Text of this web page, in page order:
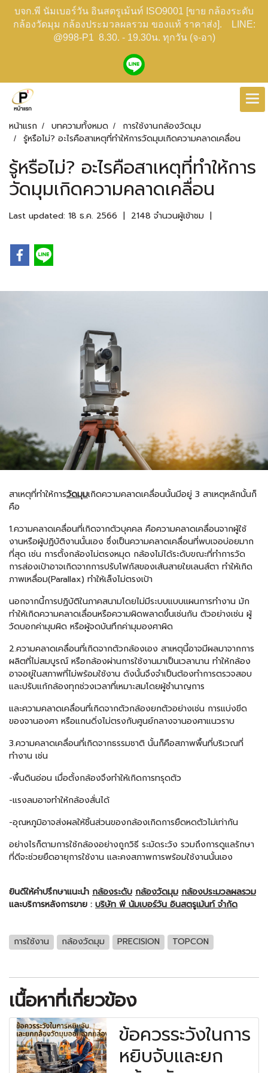
บจก.พี นัมเบอร์วัน อินสตรูเม้นท์ ISO9001 [ขาย กล้องระดับ
กล้องวัดมุม กล้องประมวลผลรวม ของแท้ ราคาส่ง]. LINE:
@998-P1 8.30. - 19.30น. ทุกวัน (จ-อา)
หน้าแรก บทความทั้งหมด
การใช้งานกล้องวัดมุม
รู้หรือไม่? อะไรคือสาเหตุที่ทำให้การวัดมุมเกิดความคลาดเคลื่อน
รู้หรือไม่? อะไรคือสาเหตุที่ทำให้การ
วัดมุมเกิดความคลาดเคลื่อน
Last updated: 18 ธ.ค. 2566 | 2148 จำนวนผู้เข้าชม |
สาเหตุที่ทำให้การวัดมุมเกิดความคลาดเคลื่อนนั้นมีอยู่ 3 สาเหตุหลักนั้นก็
คือ
1.ความคลาดเคลื่อนที่เกิดจากตัวบุคคล คือความคลาดเคลื่อนจากผู้ใช้
งานหรือผู้ปฏิบัติงานนั้นเอง ซึ่งเป็นความคลาดเคลื่อนที่พบเจอบ่อยมาก
ที่สุด เช่น การตั้งกล้องไม่ตรงหมุด กล้องไม่ได้ระดับขณะที่ทำการวัด
การส่องเป้าอาจเกิดจากการปรับโฟกัสของเส้นสายใยเลนส์ตา ทำให้เกิด
ภาพเหลื่อม(Parallax) ทำให้เล็งไม่ตรงเป้า
นอกจากนี้การปฏิบัติในภาคสนามโดยไม่มีระบบแบบแผนการทำงาน มัก
ทำให้เกิดความคลาดเลื่อนหรือความผิดพลาดขึ้นเช่นกัน ตัวอย่างเช่น ผู้
วัดบอกค่ามุมผิด หรือผู้จดบันทึกค่ามุมองศาผิด
2.ความคลาดเคลื่อนที่เกิดจากตัวกล้องเอง สาเหตุนี้อาจมีผลมาจากการ
ผลิตที่ไม่สมบูรณ์ หรือกล้องผ่านการใช้งานมาเป็นเวลานาน ทำให้กล้อง
อาจอยู่ในสภาพที่ไม่พร้อมใช้งาน ดังนั้นจึงจำเป็นต้องทำการตรวจสอบ
และปรับแก้กล้องทุกช่วงเวลาที่เหมาะสมโดยผู้ชำนาญการ
และความคลาดเคลื่อนที่เกิดจากตัวกล้องยกตัวอย่างเช่น การแบ่งขีด
ของจานองศา หรือแกนดิ่งไม่ตรงกับศูนย์กลางจานองศาแนวราบ
3.ความคลาดเคลื่อนที่เกิดจากธรรมชาติ นั้นก็คือสภาพพื้นที่บริเวณที่
ทำงาน เช่น
-พื้นดินอ่อน เมื่อตั้งกล้องจึงทำให้เกิดการทรุดตัว
-แรงลมอาจทำให้กล้องสั่นได้
-อุณหภูมิอาจส่งผลให้ชิ้นส่วนของกล้องเกิดการยืดหดตัวไม่เท่ากัน
อย่างไรก็ตามการใช้กล้องอย่างถูกวิธี ระมัดระวัง รวมถึงการดูแลรักษา
ที่ดีจะช่วยยืดอายุการใช้งาน และคงสภาพการพร้อมใช้งานนั้นเอง
ยินดีให้คำปรึกษาแนะนำ กล้องระดับ กล้องวัดมุม กล้องประมวลผลรวม
และบริการหลังการขาย : บริษัท พี นัมเบอร์วัน อินสตรูเม้นท์ จำกัด
การใช้งาน กล้องวัดมุม PRECISION TOPCON
เนื้อหาที่เกี่ยวข้อง
ข้อควรระวังในการ
หยิบจับและยก